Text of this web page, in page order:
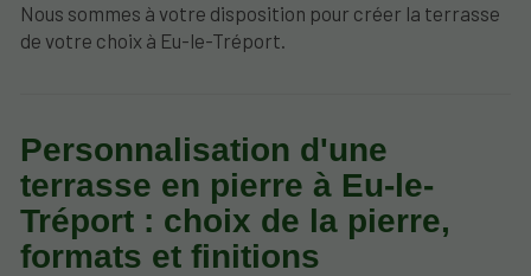
Nous sommes à votre disposition pour créer la terrasse
de votre choix à Eu-le-Tréport.
Personnalisation d'une
terrasse en pierre à Eu-le-
Tréport : choix de la pierre,
formats et finitions